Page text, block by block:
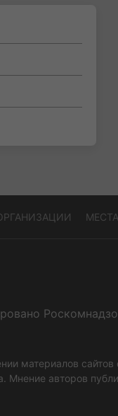
МЕСТА
материалов сайтов
Мнение авторов